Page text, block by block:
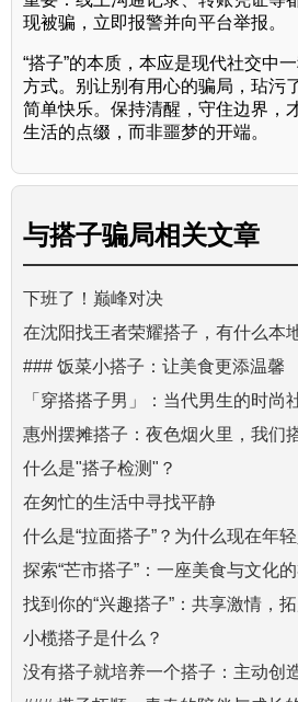
现被骗，立即报警并向平台举报。
“搭子”的本质，本应是现代社交中
方式。别让别有用心的骗局，玷污
简单快乐。保持清醒，守住边界，
生活的点缀，而非噩梦的开端。
与搭子骗局相关文章
下班了！巅峰对决
在沈阳找王者荣耀搭子，有什么本
### 饭菜小搭子：让美食更添温馨
「穿搭搭子男」：当代男生的时尚
惠州摆摊搭子：夜色烟火里，我们
什么是"搭子检测"？
在匆忙的生活中寻找平静
什么是“拉面搭子”？为什么现在年
探索“芒市搭子”：一座美食与文化
找到你的“兴趣搭子”：共享激情，
小榄搭子是什么？
没有搭子就培养一个搭子：主动创